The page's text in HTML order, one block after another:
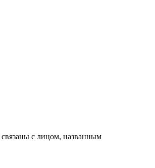
связаны с лицом, названным